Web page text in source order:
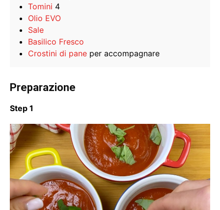
Tomini 4
Olio EVO
Sale
Basilico Fresco
Crostini di pane per accompagnare
Preparazione
Step 1